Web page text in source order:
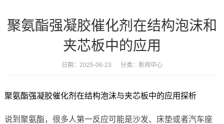
聚氨酯强凝胶催化剂在结构泡沫和
夹芯板中的应用
日期：2025-06-23 分类： 新闻中心
聚氨酯强凝胶催化剂在结构泡沫与夹芯板中的应用探析
说到聚氨酯，很多人第一反应可能是沙发、床垫或者汽车座